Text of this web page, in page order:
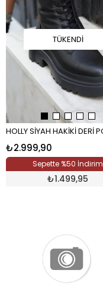
TÜKENDI
₺2.999,90
Sepette %50 İndirim
₺1.499,95